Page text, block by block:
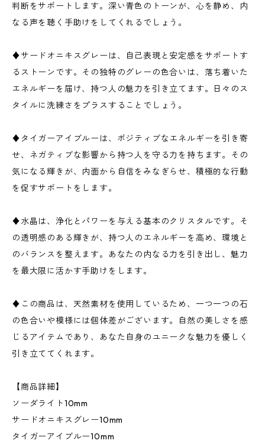
判断をサポートします。深い青色のトーンが、心を静め、内
なる声を聴く手助けをしてくれるでしょう。
♦サードオニキスグレーは、自己表現と安定感をサポートす
るストーンです。その独特のグレーの色合いは、落ち着いた
エネルギーを届け、持つ人の魅力を引き立てます。日々のス
タイルに洗練さをプラスすることでしょう。
♦タイガーアイブルーは、ポジティブなエネルギーを引き寄
せ、ネガティブな影響から持つ人を守る力を持ちます。その
気になる輝きが、内面から自信をみなぎらせ、積極的な行動
を促すサポートをします。
♦水晶は、浄化とパワーを与える基本のクリスタルです。そ
の透明感のある輝きが、持つ人のエネルギーを高め、環境と
のバランスを整えます。あなたの内なる力を引き出し、魅力
を最大限に活かす手助けをします。
♦この商品は、天然素材を使用しているため、一つ一つの石
の色合いや模様には個体差がございます。自然の美しさを感
じるアイテムであり、あなた自身のユニークな魅力を優しく
引き立ててくれます。
【商品詳細】
ソーダライト10mm
サードオニキスグレー10mm
タイガーアイブルー10mm